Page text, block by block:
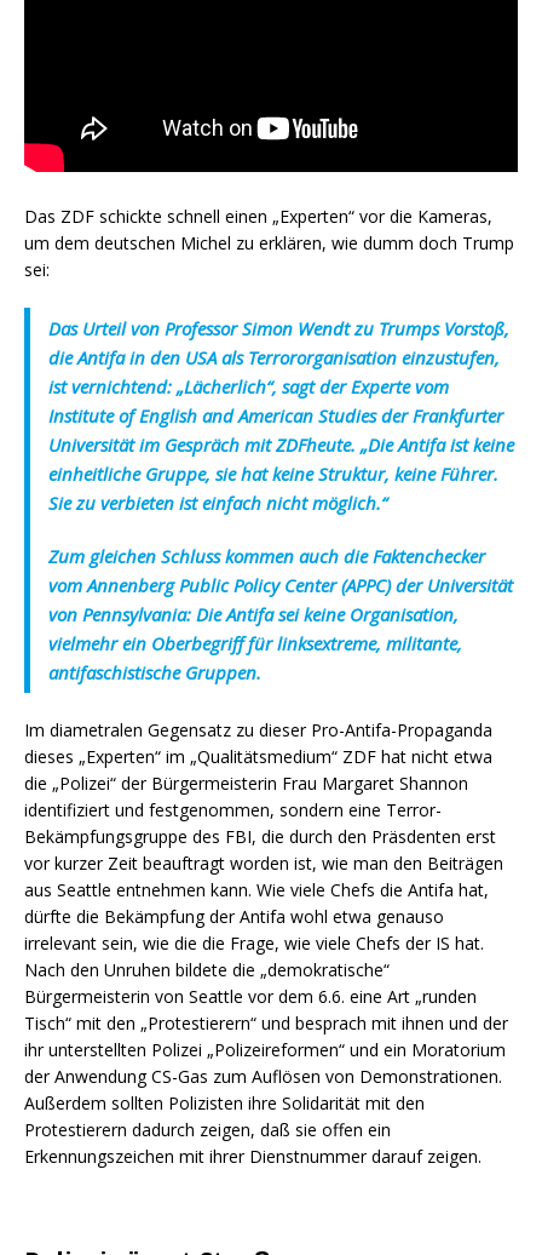
Das ZDF schickte schnell einen „Experten“ vor die Kameras,
um dem deutschen Michel zu erklären, wie dumm doch Trump
sei:
Das Urteil von Professor Simon Wendt zu Trumps Vorstoß,
die Antifa in den USA als Terrororganisation einzustufen,
ist vernichtend: „Lächerlich“, sagt der Experte vom
Institute of English and American Studies der Frankfurter
Universität im Gespräch mit ZDFheute. „Die Antifa ist keine
einheitliche Gruppe, sie hat keine Struktur, keine Führer.
Sie zu verbieten ist einfach nicht möglich.“
Zum gleichen Schluss kommen auch die Faktenchecker
vom Annenberg Public Policy Center (APPC) der Universität
von Pennsylvania: Die Antifa sei keine Organisation,
vielmehr ein Oberbegriff für linksextreme, militante,
antifaschistische Gruppen.
Im diametralen Gegensatz zu dieser Pro-Antifa-Propaganda
dieses „Experten“ im „Qualitätsmedium“ ZDF hat nicht etwa
die „Polizei“ der Bürgermeisterin Frau Margaret Shannon
identifiziert und festgenommen, sondern eine Terror-
Bekämpfungsgruppe des FBI, die durch den Präsdenten erst
vor kurzer Zeit beauftragt worden ist, wie man den Beiträgen
aus Seattle entnehmen kann. Wie viele Chefs die Antifa hat,
dürfte die Bekämpfung der Antifa wohl etwa genauso
irrelevant sein, wie die die Frage, wie viele Chefs der IS hat.
Nach den Unruhen bildete die „demokratische“
Bürgermeisterin von Seattle vor dem 6.6. eine Art „runden
Tisch“ mit den „Protestierern“ und besprach mit ihnen und der
ihr unterstellten Polizei „Polizeireformen“ und ein Moratorium
der Anwendung CS-Gas zum Auflösen von Demonstrationen.
Außerdem sollten Polizisten ihre Solidarität mit den
Protestierern dadurch zeigen, daß sie offen ein
Erkennungszeichen mit ihrer Dienstnummer darauf zeigen.